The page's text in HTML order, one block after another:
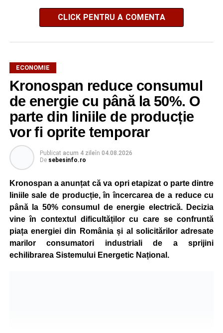
CLICK PENTRU A COMENTA
ECONOMIE
Kronospan reduce consumul
de energie cu până la 50%. O
parte din liniile de producție
vor fi oprite temporar
Publicat acum 4 zileîn 04.08.2026
De sebesinfo.ro
Kronospan a anunțat că va opri etapizat o parte dintre
liniile sale de producție, în încercarea de a reduce cu
până la 50% consumul de energie electrică. Decizia
vine în contextul dificultăților cu care se confruntă
piața energiei din România și al solicitărilor adresate
marilor consumatori industriali de a sprijini
echilibrarea Sistemului Energetic Național.